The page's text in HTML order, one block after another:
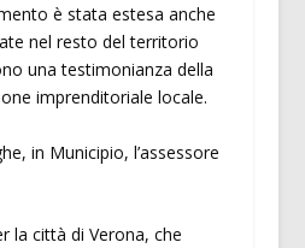
è stata estesa anche
nel resto del territorio
una testimonianza della
imprenditoriale locale.
in Municipio, l’assessore
la città di Verona, che